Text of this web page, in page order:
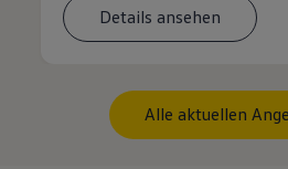
Details ansehen
Alle aktuellen